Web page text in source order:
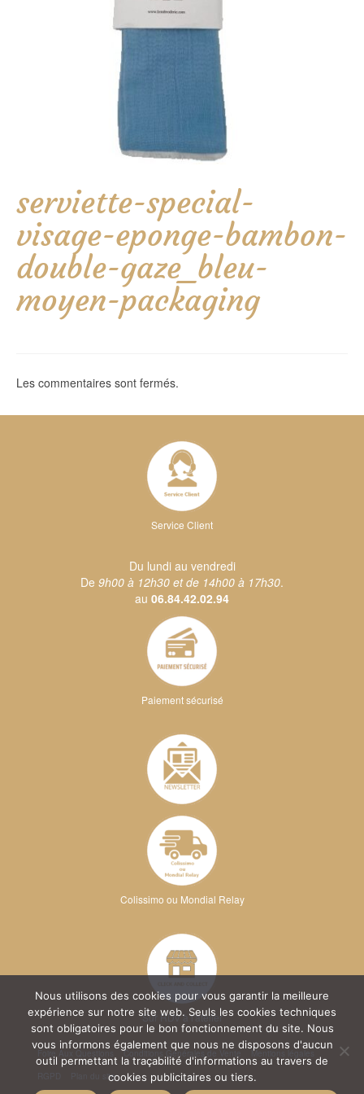
serviette-special-
visage-eponge-bambon-
double-gaze_bleu-
moyen-packaging
Les commentaires sont fermés.
Service Client
Du lundi au vendredi
De 9h00 à 12h30 et de 14h00 à 17h30.
au 06.84.42.02.94
Paiement sécurisé
Colissimo ou Mondial Relay
Sur RDV à l'atelier
Conditions Générales de Vente
Mentions légales
Plan du site
Nous utilisons des cookies pour vous garantir la meilleure
expérience sur notre site web. Seuls les cookies techniques
sont obligatoires pour le bon fonctionnement du site. Nous
vous informons également que nous ne disposons d'aucun
outil permettant la traçabilité d'informations au travers de
cookies publicitaires ou tiers.